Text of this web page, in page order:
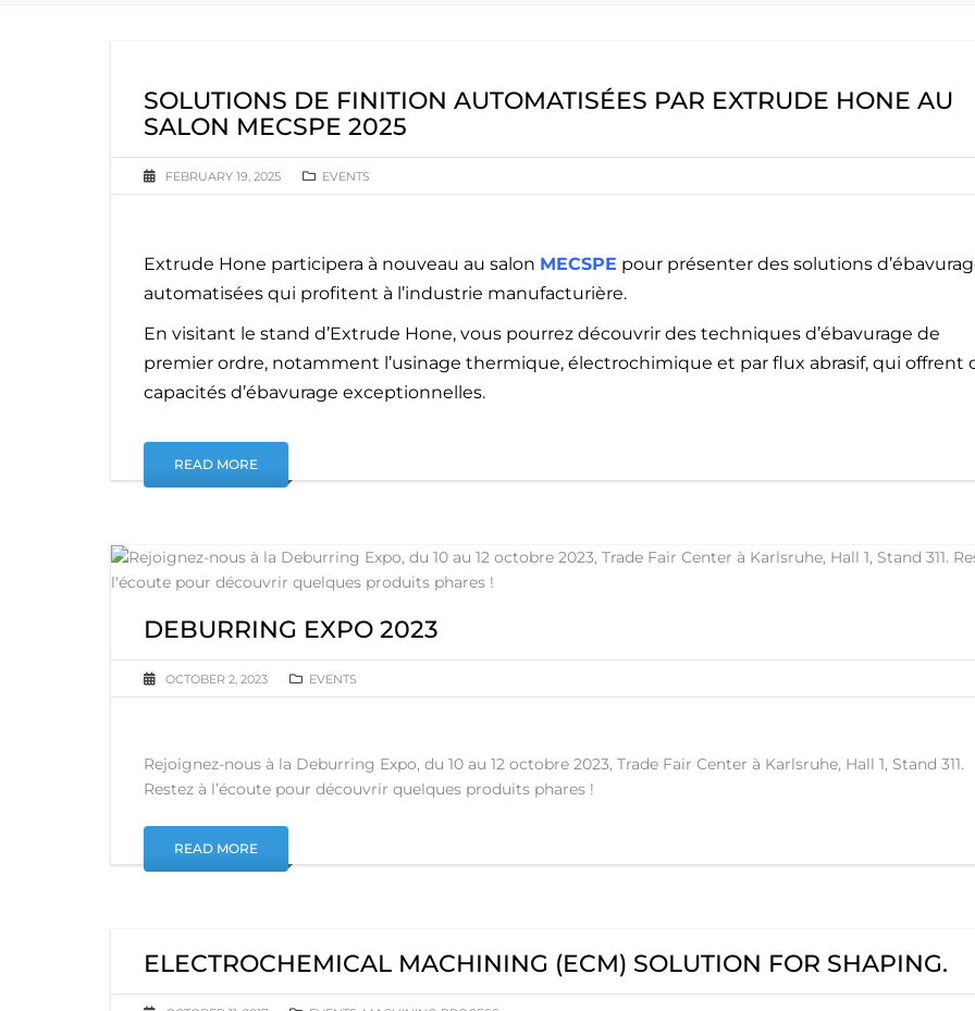
HEIGHTS – USA
EXTRUDE HONE LLC –
EXTRUDE HONE K.K.
SOLUTIONS DE FINITION AUTOMATISÉES PAR EXTRUDE HONE AU
SALON MECSPE 2025
FEBRUARY 19, 2025 EVENTS
Extrude Hone participera à nouveau au salon MECSPE pour présenter des solutions
automatisées qui profitent à l’industrie manufacturière.
En visitant le stand d’Extrude Hone, vous pourrez découvrir des techniques d’ébavurage de
premier ordre, notamment l’usinage thermique, électrochimique et par flux abrasif, qui offrent
capacités d’ébavurage exceptionnelles.
READ MORE
DEBURRING EXPO 2023
OCTOBER 2, 2023 EVENTS
Rejoignez-nous à la Deburring Expo, du 10 au 12 octobre 2023, Trade Fair Center à Karlsruhe, Hall 1, Stand 311.
Restez à l’écoute pour découvrir quelques produits phares !
READ MORE
ELECTROCHEMICAL MACHINING (ECM) SOLUTION FOR SHAPING.